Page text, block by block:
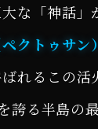
な「神話」
クトゥサン
れるこの活
誇る半島の